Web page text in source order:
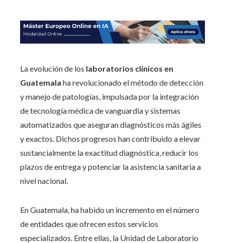
La evolución de los laboratorios clínicos en
Guatemala ha revolucionado el método de detección
y manejo de patologías, impulsada por la integración
de tecnología médica de vanguardia y sistemas
automatizados que aseguran diagnósticos más ágiles
y exactos. Dichos progresos han contribuido a elevar
sustancialmente la exactitud diagnóstica, reducir los
plazos de entrega y potenciar la asistencia sanitaria a
nivel nacional.
En Guatemala, ha habido un incremento en el número
de entidades que ofrecen estos servicios
especializados. Entre ellas, la Unidad de Laboratorio